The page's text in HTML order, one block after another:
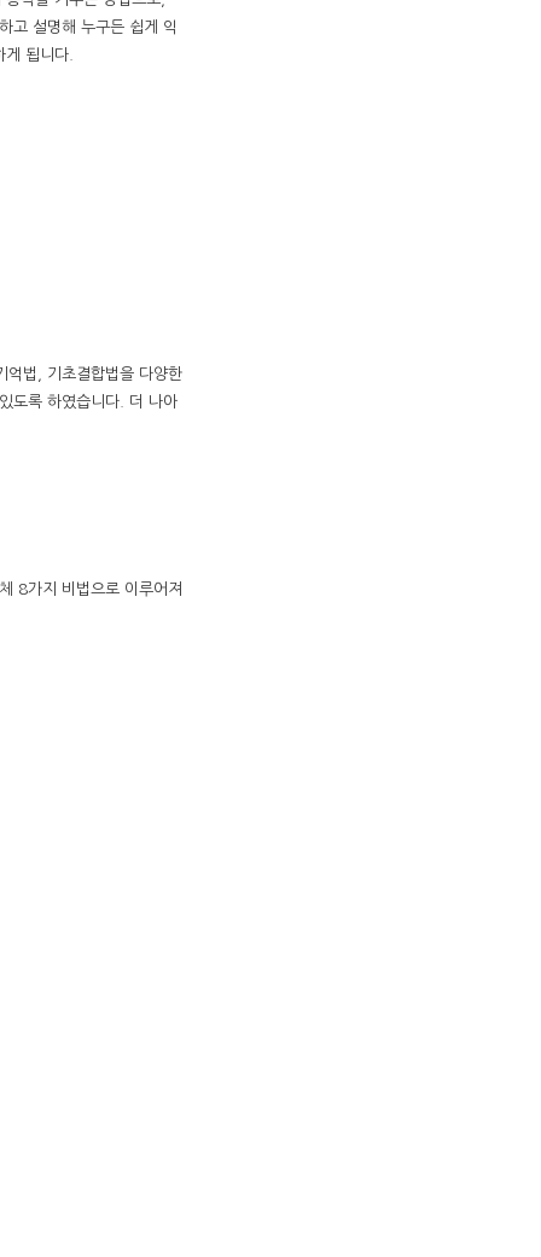
고 설명해 누구든 쉽게 익
됩니다.
억법, 기초결합법을 다양한
도록 하였습니다. 더 나아
8가지 비법으로 이루어져